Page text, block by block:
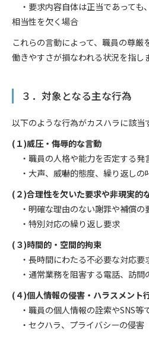
・要求内容自体は正当であっても
相当性を欠く場合
これらの言動によって、職員の尊厳
働きやすさが損なわれる状況を指し
３．対象となる主な行為
以下のような行為がカスハラに該当
(１)威圧・侮辱的な言動
・職員の人格や能力を否定する発
・大声、威嚇的態度、繰り返しの
(２)合理性を欠いた要求や非現実的
・明確な理由のない謝罪や補償の
・特別対応の繰り返し要求
(３)時間的・空間的拘束
・長時間にわたる不必要な対応要
・通常業務を阻害する電話、訪問
(４)個人情報の侵害・ハラスメント
・職員の個人情報の詮索やSNS等
・セクハラ、プライバシーの侵害